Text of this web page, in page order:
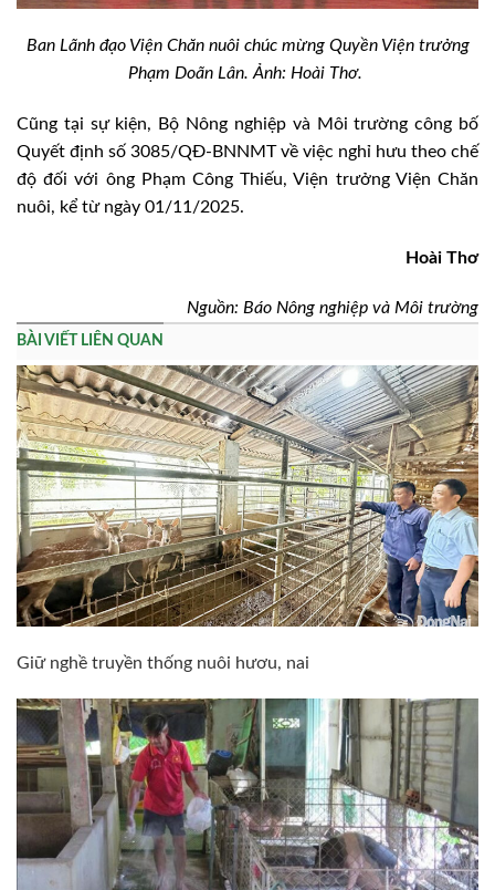
Ban Lãnh đạo Viện Chăn nuôi chúc mừng Quyền Viện trưởng
Phạm Doãn Lân. Ảnh: Hoài Thơ.
Cũng tại sự kiện, Bộ Nông nghiệp và Môi trường công bố
Quyết định số 3085/QĐ-BNNMT về việc nghỉ hưu theo chế
độ đối với ông Phạm Công Thiếu, Viện trưởng Viện Chăn
nuôi, kể từ ngày 01/11/2025.
Hoài Thơ
Nguồn: Báo Nông nghiệp và Môi trường
BÀI VIẾT LIÊN QUAN
Giữ nghề truyền thống nuôi hươu, nai